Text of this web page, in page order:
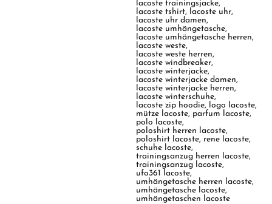
lacoste trainingsjacke,
lacoste tshirt, lacoste uhr,
lacoste uhr damen,
lacoste umhängetasche,
lacoste umhängetasche herren,
lacoste weste,
lacoste weste herren,
lacoste windbreaker,
lacoste winterjacke,
lacoste winterjacke damen,
lacoste winterjacke herren,
lacoste winterschuhe,
lacoste zip hoodie, logo lacoste,
mütze lacoste, parfum lacoste,
polo lacoste,
poloshirt herren lacoste,
poloshirt lacoste, rene lacoste,
schuhe lacoste,
trainingsanzug herren lacoste,
trainingsanzug lacoste,
ufo361 lacoste,
umhängetasche herren lacoste,
umhängetasche lacoste,
umhängetaschen lacoste